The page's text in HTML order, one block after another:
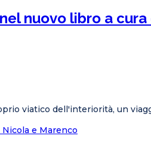
nuovo libro a
viatico dell'interiorità, un
e Marenco